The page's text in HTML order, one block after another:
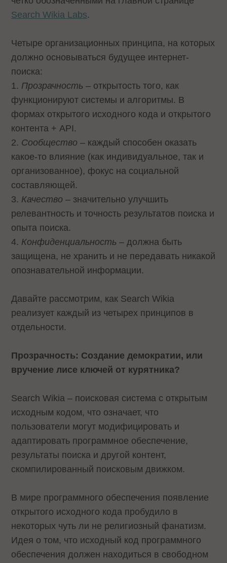
Search Wikia Labs.
Четыре организационных принципа, на которых
должно основываться будущее интернет-
поиска:
1. Прозрачность– открытость того, как
функционируют системы и алгоритмы. В
формах открытого исходного кода и открытого
контента + API.
2. Сообщество– каждый способен оказать
какое-то влияние (как индивидуальное, так и
организованное), фокус на социальной
составляющей.
3. Качество– значительно улучшить
релевантность и точность результатов поиска и
опыта поиска.
4. Конфиденциальность– должна быть
защищена, не хранить и не передавать никакой
опознавательной информации.
Давайте рассмотрим, как Search Wikia
реализует каждый из четырех принципов в
отдельности.
Прозрачность: Создание демократии, или
вручение лисе ключей от курятника?
Search Wikia – поисковая система с открытым
исходным кодом, что означает, что
пользователи могут модифицировать и
адаптировать программное обеспечение,
результаты поиска и другой контент,
скомпилированный поисковым движком.
В мире программного обеспечения появление
открытого исходного кода пробудило в
некоторых чуть ли не религиозный фанатизм.
Идея о том, что исходный код программного
обеспечения должен находиться в свободном